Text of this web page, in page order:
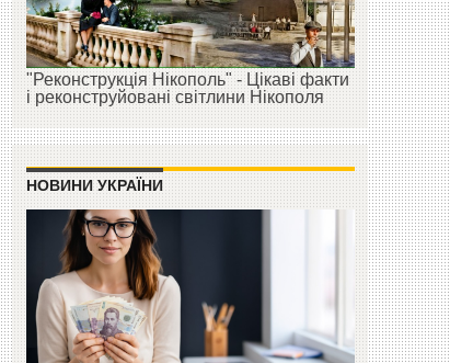
"Реконструкція Нікополь" - Цікаві факти
і реконструйовані світлини Нікополя
НОВИНИ УКРАЇНИ